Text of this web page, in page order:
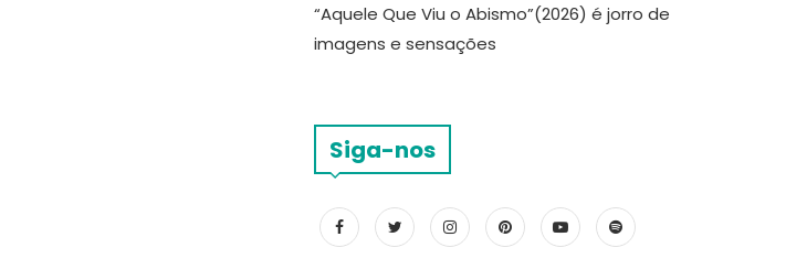
“Aquele Que Viu o Abismo”(2026) é jorro de
imagens e sensações
Siga-nos